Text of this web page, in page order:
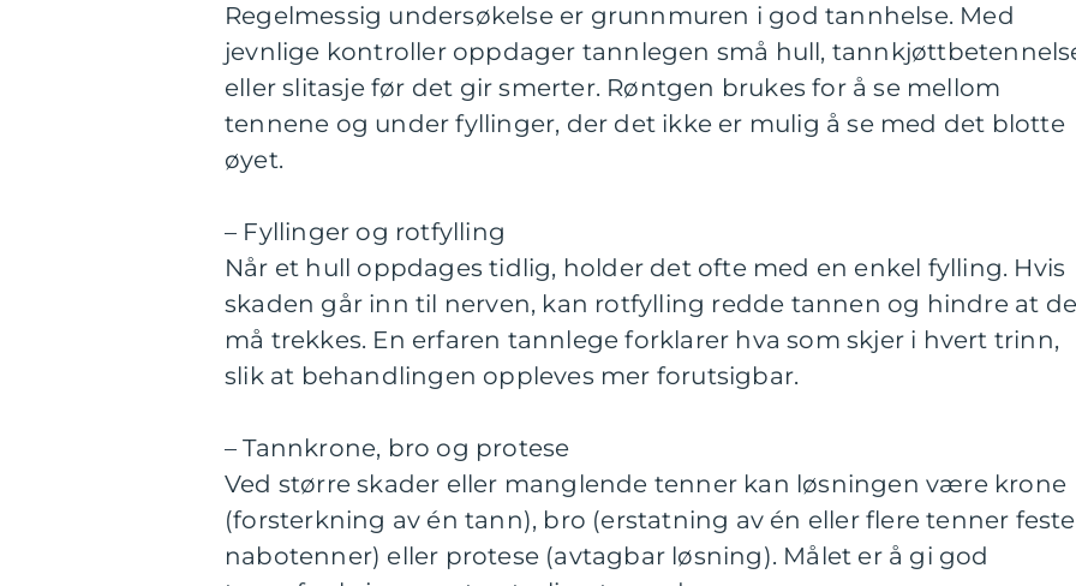
Regelmessig undersøkelse er grunnmuren i god tannhelse. Med
jevnlige kontroller oppdager tannlegen små hull,
eller slitasje før det gir smerter. Røntgen brukes for å se mellom
tennene og under fyllinger, der det ikke er mulig å se med det blotte
øyet.
– Fyllinger og rotfylling
Når et hull oppdages tidlig, holder det ofte med en enkel fylling. Hvis
skaden går inn til nerven, kan rotfylling redde tannen og hindre at
må trekkes. En erfaren tannlege forklarer hva som skjer i hvert trinn,
slik at behandlingen oppleves mer forutsigbar.
– Tannkrone, bro og protese
Ved større skader eller manglende tenner kan løsningen være krone
(forsterkning av én tann), bro (erstatning av én eller flere tenner
nabotenner) eller protese (avtagbar løsning). Målet er å gi god